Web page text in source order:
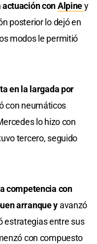
conAlpiney
posterior lo dejó en
modos le permitió
en la largada por
con neumáticos
lo hizo con
tercero, seguido
competencia con
arranque y avanzó
estrategias entre sus
con compuesto